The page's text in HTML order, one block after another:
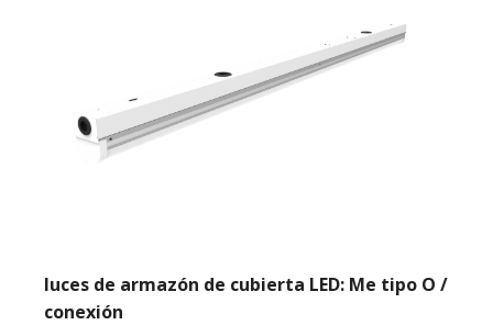
luces de armazón de cubierta LED: Me tipo O /
conexión